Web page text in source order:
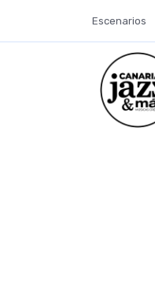
Escenarios